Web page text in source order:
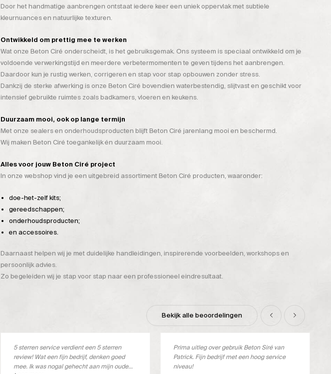
Door het handmatige aanbrengen ontstaat iedere keer een uniek oppervlak met subtiele
kleurnuances en natuurlijke texturen.
Ontwikkeld om prettig mee te werken
Wat onze Beton Ciré onderscheidt, is het gebruiksgemak. Ons systeem is speciaal ontwikkeld om je
voldoende verwerkingstijd en meerdere verbetermomenten te geven tijdens het aanbrengen.
Daardoor kun je rustig werken, corrigeren en stap voor stap opbouwen zonder stress.
Dankzij de sterke afwerking is onze Beton Ciré bovendien waterbestendig, slijtvast en geschikt voor
intensief gebruikte ruimtes zoals badkamers, vloeren en keukens.
Duurzaam mooi, ook op lange termijn
Met onze sealers en onderhoudsproducten blijft Beton Ciré jarenlang mooi en beschermd.
Wij maken Beton Ciré toegankelijk én duurzaam mooi.
Alles voor jouw Beton Ciré project
In onze webshop vind je een uitgebreid assortiment Beton Ciré producten, waaronder:
doe-het-zelf kits;
gereedschappen;
onderhoudsproducten;
en accessoires.
Daarnaast helpen wij je met duidelijke handleidingen, inspirerende voorbeelden, workshops en
persoonlijk advies.
Zo begeleiden wij je stap voor stap naar een professioneel eindresultaat.
Bekijk alle beoordelingen
5 sterren service verdient een 5 sterren
review! Wat een fijn bedrijf, denken goed
mee. Ik was nogal gehecht aan mijn oude
Prima uitleg over gebruik Beton Siré van
Patrick. Fijn bedrijf met een hoog service
niveau!